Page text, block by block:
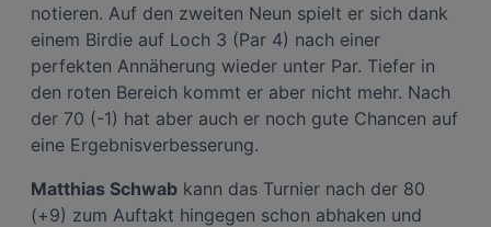
notieren. Auf den zweiten Neun spielt er sich dank
einem Birdie auf Loch 3 (Par 4) nach einer
perfekten Annäherung wieder unter Par. Tiefer in
den roten Bereich kommt er aber nicht mehr. Nach
der 70 (-1) hat aber auch er noch gute Chancen auf
eine Ergebnisverbesserung.
Matthias Schwab kann das Turnier nach der 80
(+9) zum Auftakt hingegen schon abhaken und